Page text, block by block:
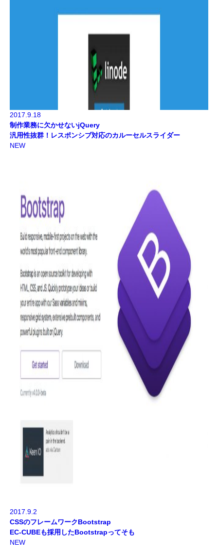
2017.9.18
制作業務に欠かせないjQuery
汎用性抜群！レスポンシブ対応のカルーセルスライダー
NEW
2017.9.2
CSSのフレームワークBootstrap
EC-CUBEも採用したBootstrapってそも
NEW